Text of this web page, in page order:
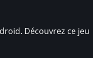
Découvrez ce jeu